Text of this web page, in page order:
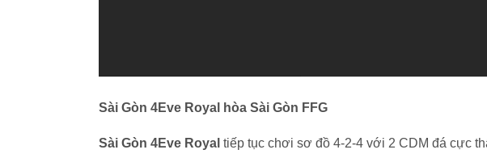
Sài Gòn 4Eve Royal hòa Sài Gòn FFG
Sài Gòn 4Eve Royal tiếp tục chơi sơ đồ 4-2-4 với 2 CDM đá cực